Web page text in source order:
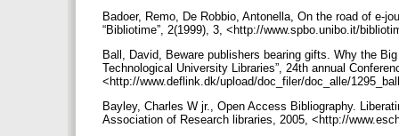
Badoer, Remo, De Robbio, Antonella, On the road of e-
“Bibliotime”, 2(1999), 3, <http://www.spbo.unibo.it/
Ball, David, Beware publishers bearing gifts. Why the
Technological University Libraries”, 24th annual
<http://www.deflink.dk/upload/doc_filer/doc_alle/
Bayley, Charles W jr., Open Access Bibliography.
Association of Research libraries, 2005, <http://